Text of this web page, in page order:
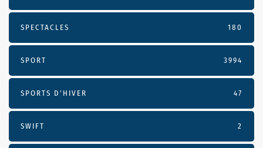
SPECTACLES 180
SPORT 3994
SPORTS D'HIVER 47
SWIFT 2